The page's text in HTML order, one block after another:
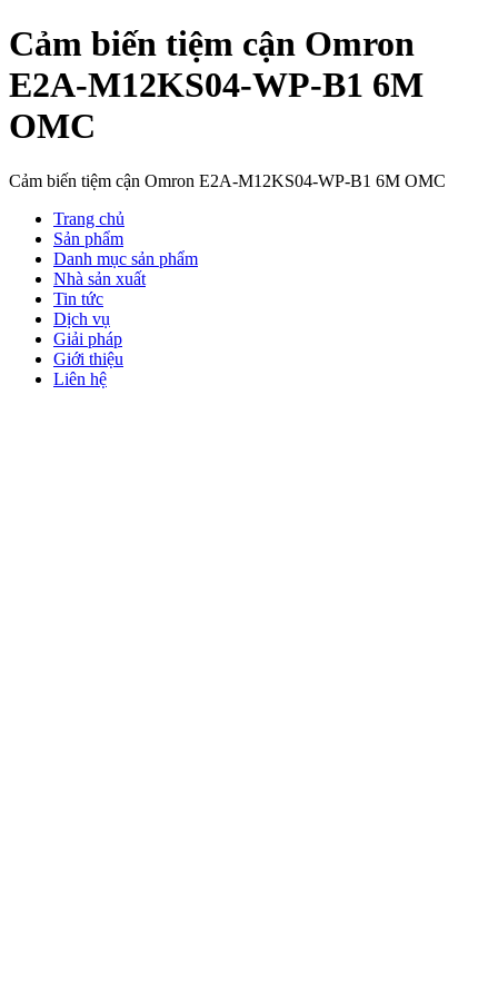
Cảm biến tiệm cận Omron
E2A-M12KS04-WP-B1 6M
OMC
Cảm biến tiệm cận Omron E2A-M12KS04-WP-B1 6M OMC
Trang chủ
Sản phẩm
Danh mục sản phẩm
Nhà sản xuất
Tin tức
Dịch vụ
Giải pháp
Giới thiệu
Liên hệ